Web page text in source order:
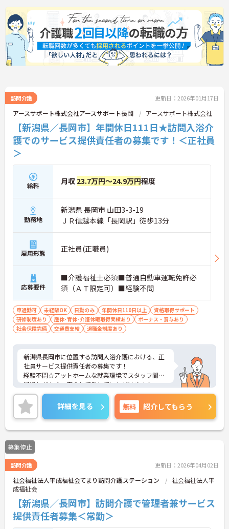
訪問介護 更新日：2026年01月17日
アースサポート株式会社アースサポート長岡 アースサポート株式会社
【新潟県／長岡市】年間休日111日★訪問入浴介
護でのサービス提供責任者の募集です！＜正社員
＞
給料 月収 23.7万円～24.9万円程度
勤務地
新潟県 長岡市 山田3-3-19
ＪＲ信越本線「長岡駅」徒歩13分
雇用形態 正社員(正職員)
応募要件
■介護福祉士必須■普通自動車運転免許必
須（ＡＴ限定可）■経験不問
車通勤可 未経験OK 日勤のみ 年間休日110日以上
資格取得サポート
研修制度あり
産休･育休･介護休暇取得実績あり
ボーナス・賞与あり
社会保険完備
交通費支給 退職金制度あり
新潟県長岡市に位置する訪問入浴介護における、正
社員サービス提供責任者の募集です！
経験不問☆アットホームな就業環境でスタッフ間の
風通しがよく、安心して働いていただけます！
ご興味ある方には、面接対策ポイントなど、さらに
詳細をお話しいたしますのでお気軽にご相談くださ
い。
詳細を見る 無料 紹介してもらう
募集停止
訪問介護 更新日：2026年04月02日
社会福祉法人平成福祉会てまり訪問介護ステーション
社会福祉法人平
成福祉会
【新潟県／長岡市】訪問介護で管理者兼サービス
提供責任者募集＜常勤＞